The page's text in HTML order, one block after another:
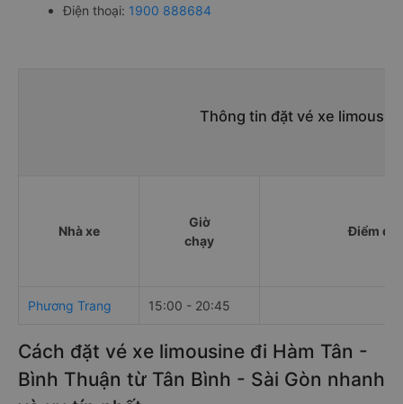
Điện thoại: 1900 888684
Thông tin đặt vé xe
Nhà xe
Giờ
chạy
Điểm đi
Phương Trang 15:00 - 20:45
Cách đặt vé xe limousine đi Hàm Tân -
Bình Thuận từ Tân Bình - Sài Gòn nhanh